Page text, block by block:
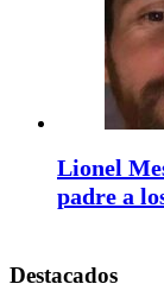
Lionel
padre a
Destacados